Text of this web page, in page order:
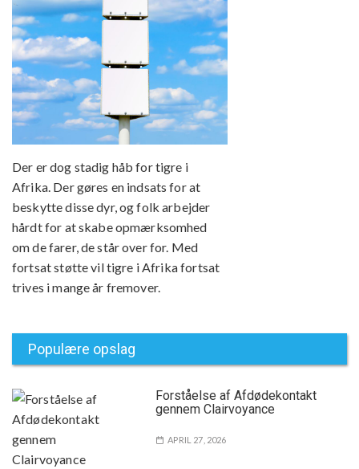
Der er dog stadig håb for tigre i
Afrika. Der gøres en indsats for at
beskytte disse dyr, og folk arbejder
hårdt for at skabe opmærksomhed
om de farer, de står over for. Med
fortsat støtte vil tigre i Afrika fortsat
trives i mange år fremover.
Populære opslag
Forståelse af Afdødekontakt
gennem Clairvoyance
APRIL 27, 2026